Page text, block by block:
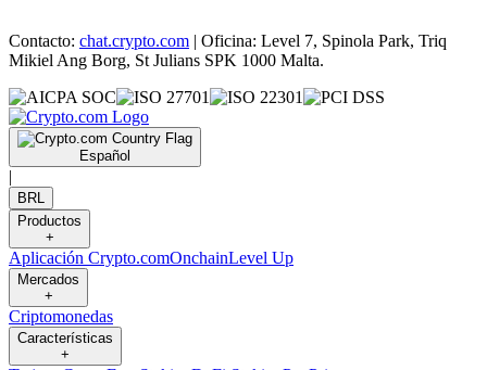
Contacto: chat.crypto.com | Oficina: Level 7, Spinola Park, Triq
Mikiel Ang Borg, St Julians SPK 1000 Malta.
Español
|
BRL
Productos
+
Aplicación Crypto.comOnchainLevel Up
Mercados
+
Criptomonedas
Características
+